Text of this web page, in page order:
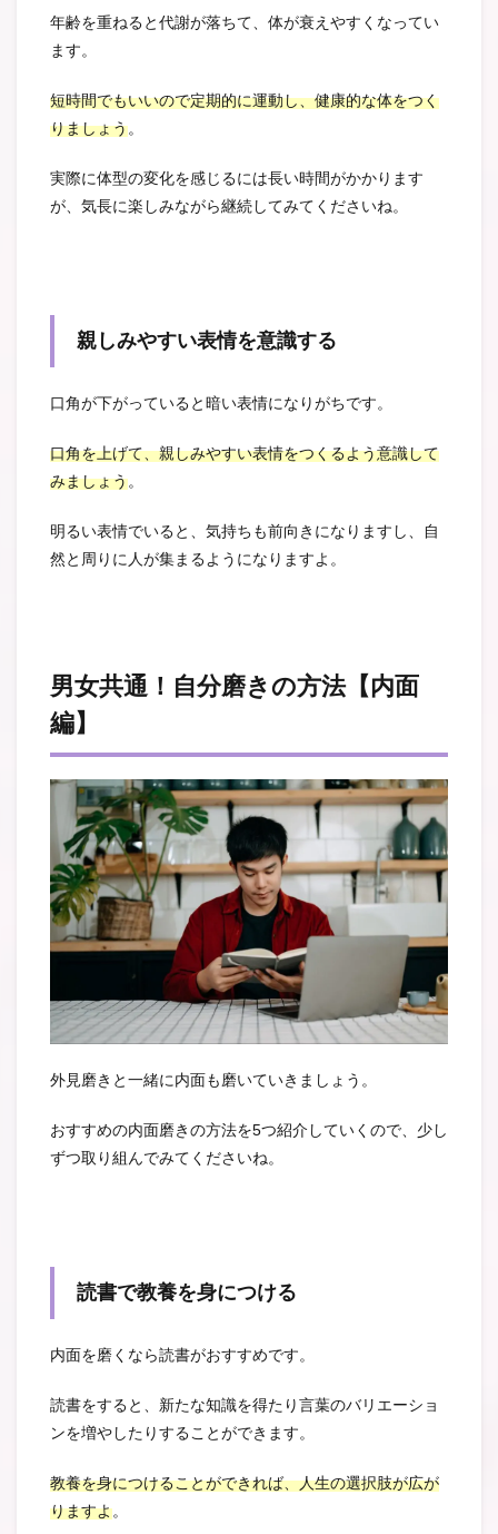
年齢を重ねると代謝が落ちて、体が衰えやすくなってい
ます。
短時間でもいいので定期的に運動し、健康的な体をつく
りましょう。
実際に体型の変化を感じるには長い時間がかかります
が、気長に楽しみながら継続してみてくださいね。
親しみやすい表情を意識する
口角が下がっていると暗い表情になりがちです。
口角を上げて、親しみやすい表情をつくるよう意識して
みましょう。
明るい表情でいると、気持ちも前向きになりますし、自
然と周りに人が集まるようになりますよ。
男女共通！自分磨きの方法【内面
編】
外見磨きと一緒に内面も磨いていきましょう。
おすすめの内面磨きの方法を5つ紹介していくので、少し
ずつ取り組んでみてくださいね。
読書で教養を身につける
内面を磨くなら読書がおすすめです。
読書をすると、新たな知識を得たり言葉のバリエーショ
ンを増やしたりすることができます。
教養を身につけることができれば、人生の選択肢が広が
りますよ。